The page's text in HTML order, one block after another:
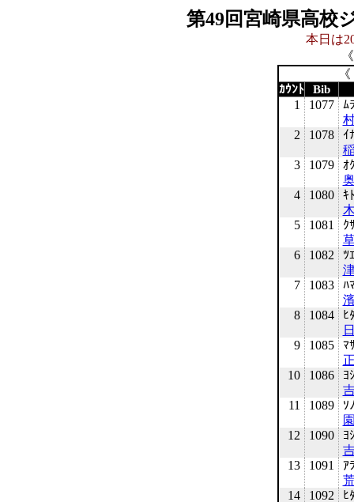
第49回宮崎県高校
本日は
ｶｳﾝﾄ Bib
1 1077
ﾑ
2
1078
ｲ
3
1079
ｵ
4
1080
ｷ
5
1081
ｸ
6
1082
ﾂ
7
1083
ﾊ
8
1084
ﾋ
9
1085
ﾏ
10
1086
ﾖ
11
1089
ｿ
12
1090
ﾖ
13
1091
ｱ
14
1092
ﾋ